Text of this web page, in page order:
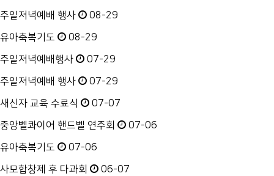
주일저녁예배 행사
08-29
유아축복기도
08-29
주일저녁예배행사
07-29
주일저녁예배 행사
07-29
새신자 교육 수료식
07-07
중앙벨콰이어 핸드벨 연주회
07-06
유아축복기도
07-06
사모합창제 후 다과회
06-07